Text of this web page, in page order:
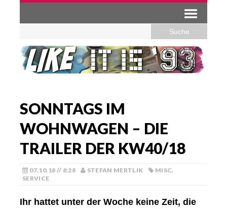
SONNTAGS IM
WOHNWAGEN – DIE
TRAILER DER KW40/18
07.10.18 // 8:28 STEFAN MERTLIK MISC,
SERVICE
Ihr hattet unter der Woche keine Zeit, die